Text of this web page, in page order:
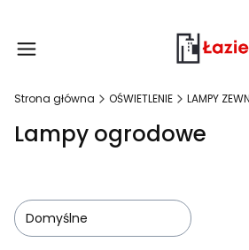
Strona główna OŚWIETLENIE LAMPY
Lampy ogrodowe
Domyślne